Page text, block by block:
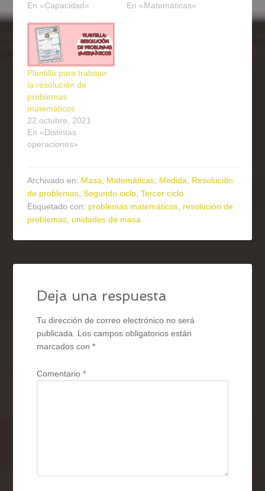
En «Capacidad»
En «Matemáticas»
Plantilla para trabajar
la resolución de
problemas
matemáticos
22 octubre, 2021
En «Distintas
operaciones»
Archivado en: Masa, Matemáticas, Medida, Resolución
de problemas,Segundo ciclo,Tercer ciclo
Etiquetado con: problemas matemáticos, resolución de
problemas,unidades de masa
Deja una respuesta
Tu dirección de correo electrónico no será
publicada. Los campos obligatorios están
marcados con*
Comentario*